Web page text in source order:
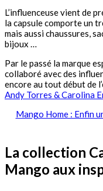
L’influenceuse vient de
la capsule comporte un
mais aussi chaussures,
bijoux …
Par le passé la marque
collaboré avec des
encore au tout début de
Andy Torres & Carolina
Mango Home : Enfin
La collection
Mango aux